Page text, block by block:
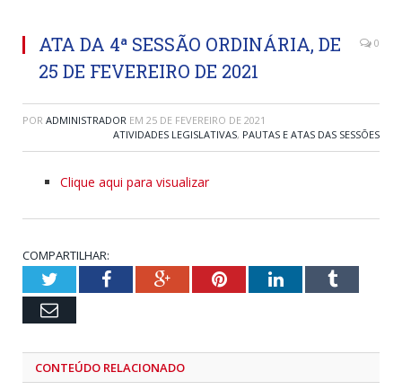
ATA DA 4ª SESSÃO ORDINÁRIA, DE
25 DE FEVEREIRO DE 2021
0
POR ADMINISTRADOR EM 25 DE FEVEREIRO DE 2021
ATIVIDADES LEGISLATIVAS, PAUTAS E ATAS DAS SESSÕES
Clique aqui para visualizar
COMPARTILHAR:
TwitterFacebookGoogle+PinterestLinkedInTumblr
Email
CONTEÚDO RELACIONADO